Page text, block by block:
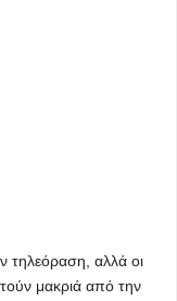
τηλεόραση, αλλά οι
μακριά από την